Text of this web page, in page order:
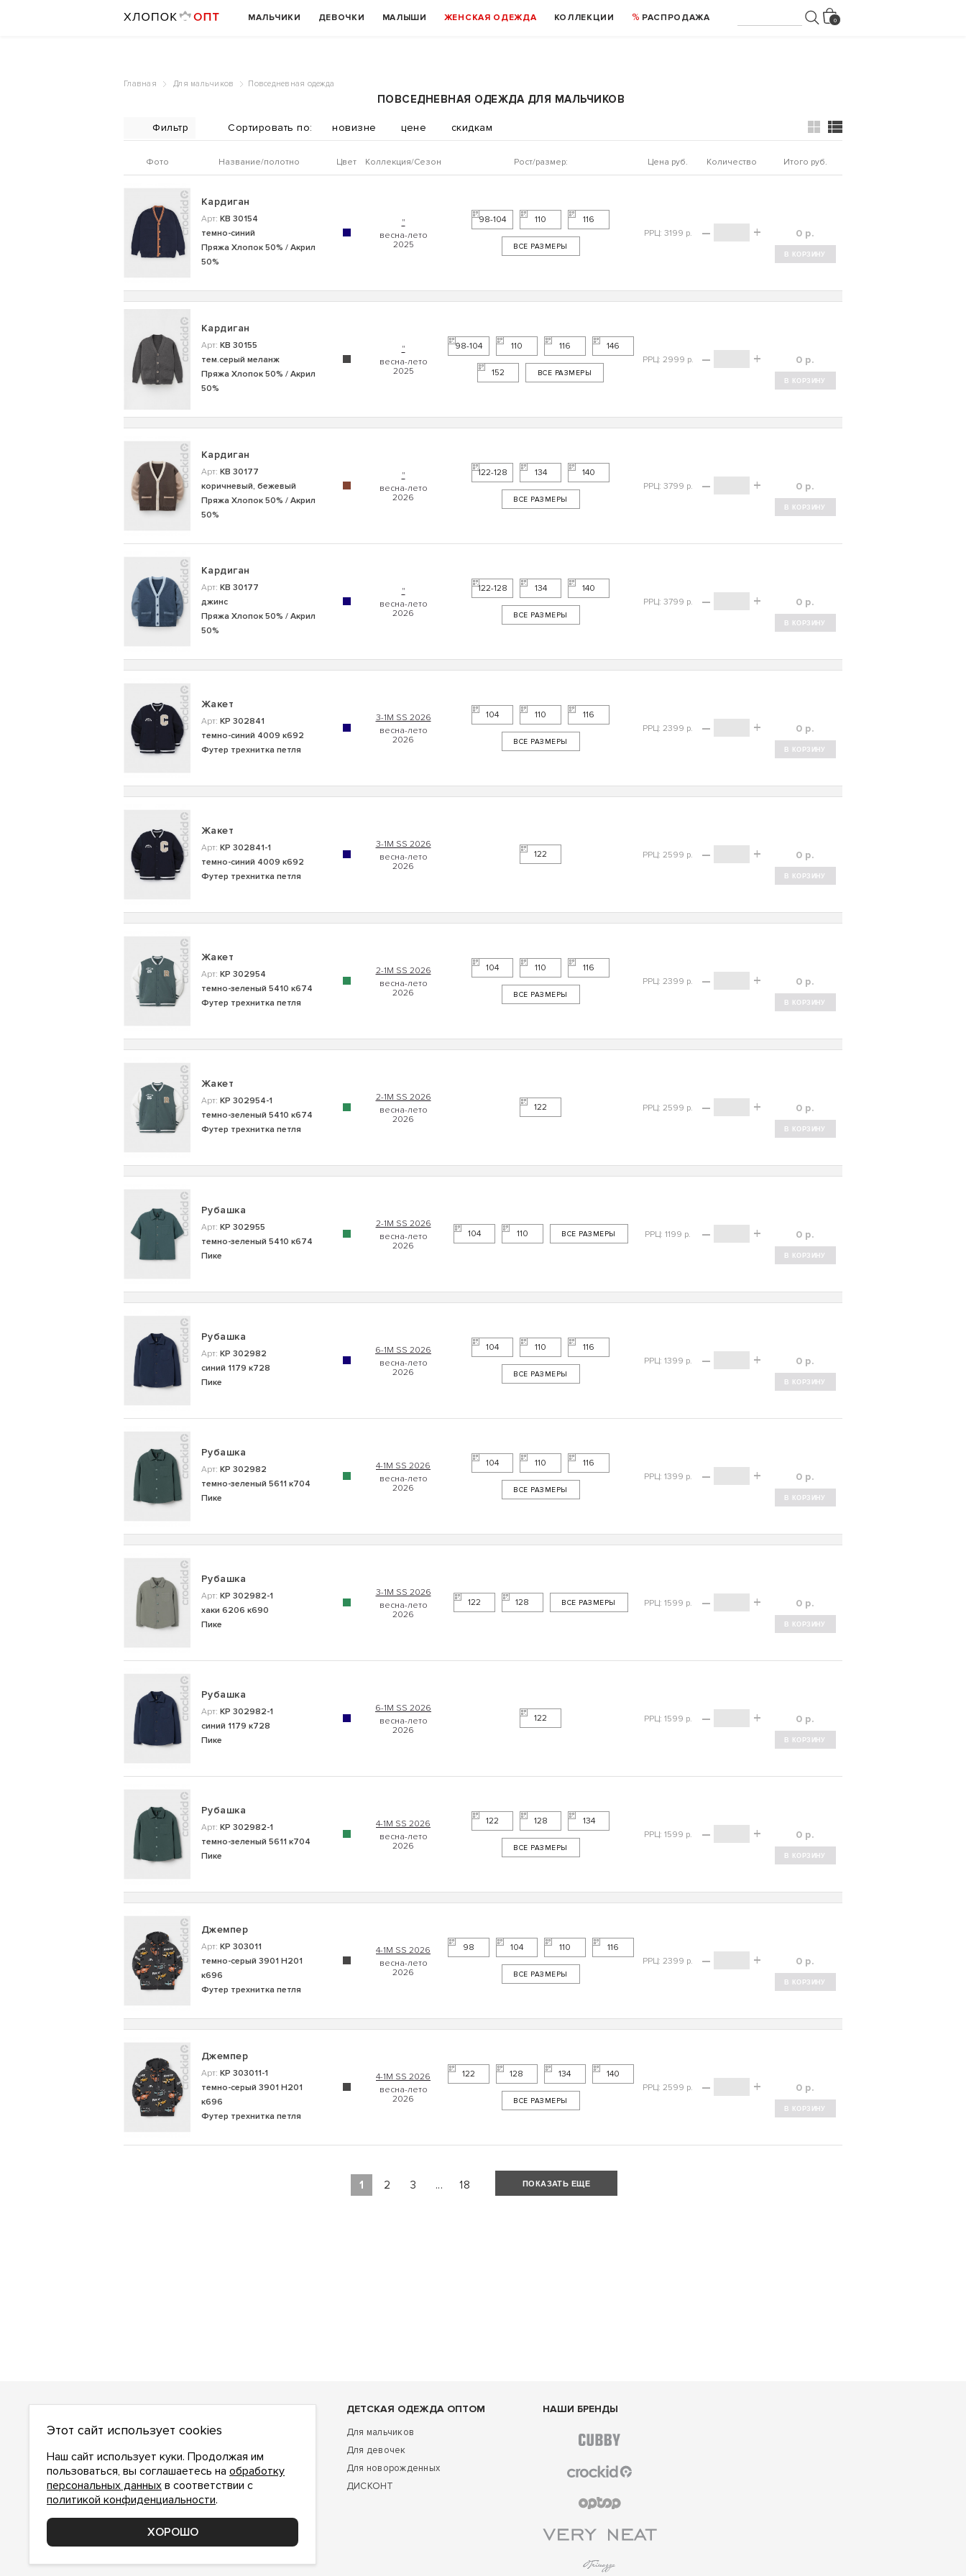
МАЛЬЧИКИ ДЕВОЧКИ МАЛЫШИ ЖЕНСКАЯ ОДЕЖДА КОЛЛЕКЦИИ РАСПРОДАЖА
Главная Для мальчиков Повседневная одежда
ПОВСЕДНЕВНАЯ ОДЕЖДА ДЛЯ МАЛЬЧИКОВ
Фильтр новизне цене скидкам
Фото Название/полотно Цвет Коллекция Рост/размер: Цена руб. Количество Итого руб.
Кардиган
Арт: КВ 30154
темно-синий
Пряжа Хлопок 50% / Акрил
50%
" 98-104 110 116
ВСЕ РАЗМЕРЫ
РРЦ: 3199 р. – + р.
Кардиган
Арт: КВ 30155
тем.серый меланж
Пряжа Хлопок 50% / Акрил
50%
" 98-104 110 116 146
152 ВСЕ РАЗМЕРЫ
РРЦ: 2999 р. – + р.
Кардиган
Арт: КВ 30177
коричневый, бежевый
Пряжа Хлопок 50% / Акрил
50%
" 122-128 134 140
ВСЕ РАЗМЕРЫ
РРЦ: 3799 р. – + р.
Кардиган
Арт: КВ 30177
джинс
Пряжа Хлопок 50% / Акрил
50%
" 122-128 134 140
ВСЕ РАЗМЕРЫ
РРЦ: 3799 р. – + р.
Жакет
Арт: КР 302841
темно-синий 4009 к692
Футер трехнитка петля
3-1М SS 2026 104 110 116
ВСЕ РАЗМЕРЫ
РРЦ: 2399 р. – + р.
Жакет
Арт: КР 302841-1
темно-синий 4009 к692
Футер трехнитка петля
3-1М SS 2026
122
РРЦ: 2599 р. – + р.
Жакет
Арт: КР 302954
темно-зеленый 5410 к674
Футер трехнитка петля
2-1М SS 2026 104 110 116
ВСЕ РАЗМЕРЫ
РРЦ: 2399 р. – + р.
Жакет
Арт: КР 302954-1
темно-зеленый 5410 к674
Футер трехнитка петля
2-1М SS 2026
122
РРЦ: 2599 р. – + р.
Рубашка
Арт: КР 302955
темно-зеленый 5410 к674
Пике
2-1М SS 2026
104
110 ВСЕ РАЗМЕРЫ РРЦ: 1199 р. – + р.
Рубашка
Арт: КР 302982
синий 1179 к728
Пике
6-1М SS 2026 104 110 116
ВСЕ РАЗМЕРЫ
РРЦ: 1399 р. – + р.
Рубашка
Арт: КР 302982
темно-зеленый 5611 к704
Пике
4-1М SS 2026 104 110 116
ВСЕ РАЗМЕРЫ
РРЦ: 1399 р. – + р.
Рубашка
Арт: КР 302982-1
хаки 6206 к690
Пике
3-1М SS 2026
122
128 ВСЕ РАЗМЕРЫ РРЦ: 1599 р. – + р.
Рубашка
Арт: КР 302982-1
синий 1179 к728
Пике
6-1М SS 2026
122
РРЦ: 1599 р. – + р.
Рубашка
Арт: КР 302982-1
темно-зеленый 5611 к704
Пике
4-1М SS 2026 122 128 134
ВСЕ РАЗМЕРЫ
РРЦ: 1599 р. – + р.
Джемпер
Арт: КР 303011
темно-серый 3901 Н201
к696
Футер трехнитка петля
4-1М SS 2026 98 104 110 116
ВСЕ РАЗМЕРЫ
РРЦ: 2399 р. – + р.
Джемпер
Арт: КР 303011-1
темно-серый 3901 Н201
к696
Футер трехнитка петля
4-1М SS 2026 122 128 134 140
ВСЕ РАЗМЕРЫ
РРЦ: 2599 р. – + р.
1 2 3 ... 18 ПОКАЗАТЬ ЕЩЕ
О НАС
О компании
Как сделать заказ
Условия работы
Доставка и оплата
Возврат
ДЕТСКАЯ ОДЕЖДА ОПТОМ
Для мальчиков
Для девочек
Для новорожденных
ДИСКОНТ
НАШИ БРЕНДЫ
Этот сайт использует cookies
Наш сайт использует куки. Продолжая им
пользоваться, вы соглашаетесь на обработку
персональных данных в соответствии с
политикой конфиденциальности.
ХОРОШО